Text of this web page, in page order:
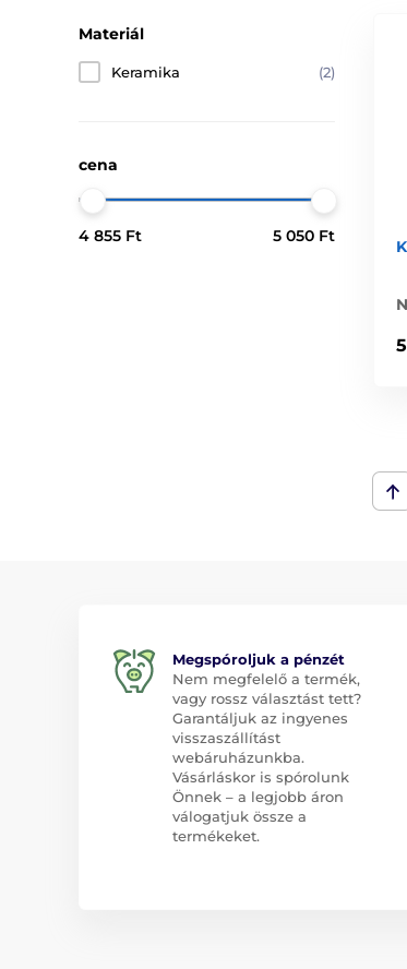
Materiál
Keramika (2)
cena
4 855 Ft 5 050 Ft
Megspóroljuk a pénzét
Nem megfelelő a termék,
vagy rossz választást tett?
Garantáljuk az ingyenes
visszaszállítást
webáruházunkba.
Vásárláskor is spórolunk
Önnek – a legjobb áron
válogatjuk össze a
termékeket.